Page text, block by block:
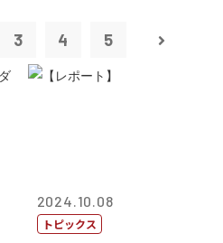
3 4 5
2024.10.08
トピックス